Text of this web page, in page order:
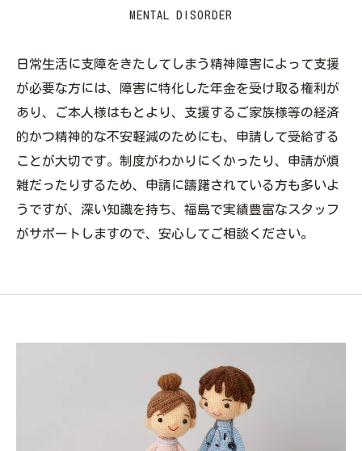
MENTAL DISORDER
日常生活に支障をきたしてしまう精神障害によって支援
が必要な方には、障害に特化した年金を受け取る権利が
あり、ご本人様はもとより、支援するご家族様等の経済
的かつ精神的な不安軽減のためにも、申請して受給する
ことが大切です。制度がわかりにくかったり、申請が煩
雑だったりするため、申請に躊躇されている方も多いよ
うですが、深い知識を持ち、福島で実績豊富なスタッフ
がサポートしますので、安心してご相談ください。